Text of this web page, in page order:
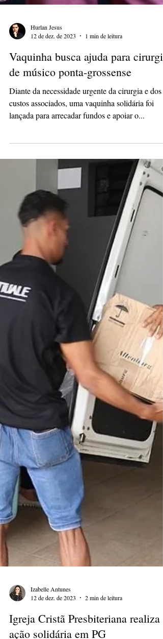
Vaquinha busca ajuda para cirurgia
de músico ponta-grossense
Diante da necessidade urgente da cirurgia e dos
custos associados, uma vaquinha solidária foi
lançada para arrecadar fundos e apoiar o...